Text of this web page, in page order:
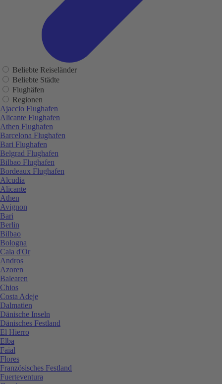
Beliebte Reiseländer
Beliebte Städte
Flughäfen
Regionen
Ajaccio Flughafen
Alicante Flughafen
Athen Flughafen
Barcelona Flughafen
Bari Flughafen
Belgrad Flughafen
Bilbao Flughafen
Bordeaux Flughafen
Alcudia
Alicante
Athen
Avignon
Bari
Berlin
Bilbao
Bologna
Cala d'Or
Andros
Azoren
Balearen
Chios
Costa Adeje
Dalmatien
Dänische Inseln
Dänisches Festland
El Hierro
Elba
Faial
Flores
Französisches Festland
Fuerteventura